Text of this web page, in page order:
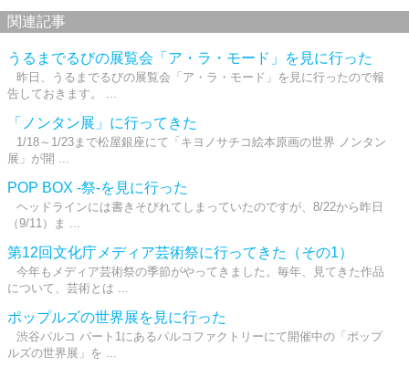
関連記事
うるまでるびの展覧会「ア・ラ・モード」を見に行った
昨日、うるまでるびの展覧会「ア・ラ・モード」を見に行ったので報
告しておきます。 ...
「ノンタン展」に行ってきた
1/18～1/23まで松屋銀座にて「キヨノサチコ絵本原画の世界 ノンタン
展」が開 ...
POP BOX -祭-を見に行った
ヘッドラインには書きそびれてしまっていたのですが、8/22から昨日
（9/11）ま ...
第12回文化庁メディア芸術祭に行ってきた（その1）
今年もメディア芸術祭の季節がやってきました。毎年、見てきた作品
について、芸術とは ...
ポップルズの世界展を見に行った
渋谷パルコ パート1にあるパルコファクトリーにて開催中の「ポップ
ルズの世界展」を ...